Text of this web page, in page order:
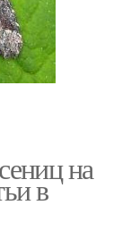
на
в